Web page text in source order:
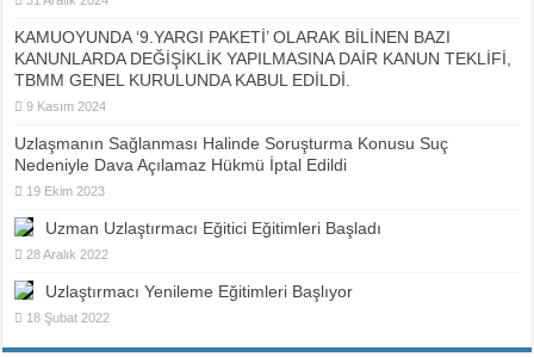
KAMUOYUNDA ‘9.YARGI PAKETİ’ OLARAK BİLİNEN BAZI
KANUNLARDA DEĞİŞİKLİK YAPILMASINA DAİR KANUN TEKLİFİ,
TBMM GENEL KURULUNDA KABUL EDİLDİ.
9 Kasım 2024
Uzlaşmanın Sağlanması Halinde Soruşturma Konusu Suç
Nedeniyle Dava Açılamaz Hükmü İptal Edildi
19 Ekim 2023
Uzman Uzlaştırmacı Eğitici Eğitimleri Başladı
28 Aralık 2022
Uzlaştırmacı Yenileme Eğitimleri Başlıyor
18 Şubat 2022